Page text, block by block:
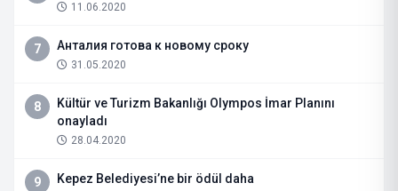
11.06.2020
7 Анталия готова к новому сроку
31.05.2020
8
Kültür ve Turizm Bakanlığı Olympos İmar Planını
onayladı
28.04.2020
9 Kepez Belediyesi’ne bir ödül daha